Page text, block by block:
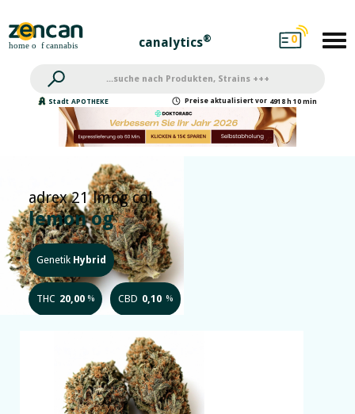
canalytics® 0
Stadt APOTHEKE Preise aktualisiert vor 4918 h 10 min
adrex 21 lmog col
lemon og
Genetik Hybrid
THC 20,00 % CBD 0,10 %